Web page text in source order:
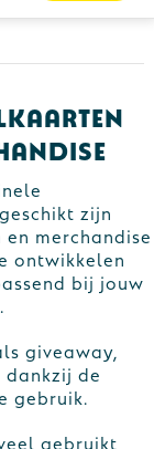
zijn
merchandise
ontwikkelen
bij jouw
giveaway,
de
gebruik.
gebruikt